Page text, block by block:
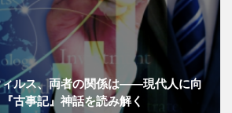
ィルス、両者の関係は――現代人に向
古事記』神話を読み解く